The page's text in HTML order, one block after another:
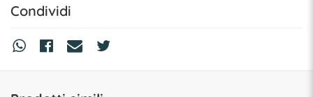
Condividi